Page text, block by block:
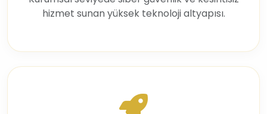
hizmet sunan yüksek teknoloji altyapısı.